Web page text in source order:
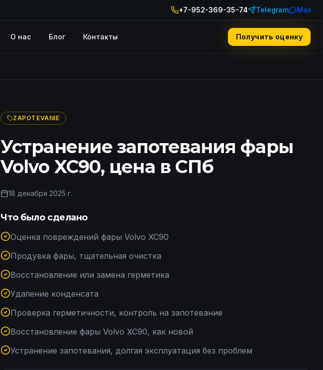
+7-952-369-35-74 Telegram Max
О нас Блог Контакты Получить оценку
ZAPOTEVANIE
Устранение запотевания фары
Volvo XC90, цена в СПб
18 декабря 2025 г.
Что было сделано
Оценка повреждений фары Volvo XC90
Продувка фары, тщательная очистка
Восстановление или замена герметика
Удаление конденсата
Проверка герметичности, контроль на запотевание
Восстановление фары Volvo XC90, как новой
Устранение запотевания, долгая эксплуатация без проблем